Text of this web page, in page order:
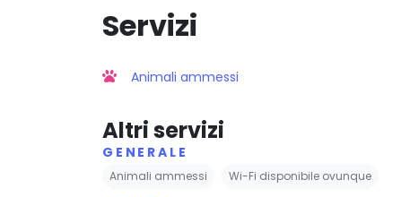
Servizi
Animali ammessi
Altri servizi
GENERALE
Animali ammessi Wi-Fi disponibile ovunque